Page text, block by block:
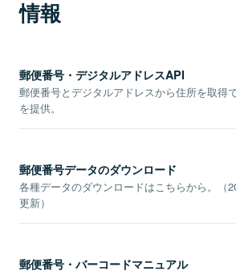
情報
郵便番号・デジタルアドレスAPI
郵便番号とデジタルアドレスから住所を取得
を提供。
郵便番号データのダウンロード
各種データのダウンロードはこちらから。（
更新）
郵便番号・バーコードマニュアル